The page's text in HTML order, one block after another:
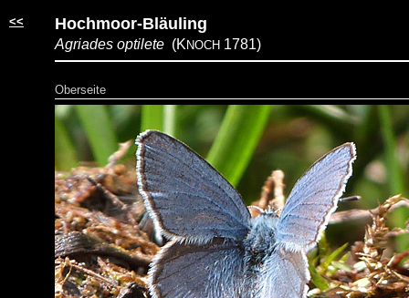
<< Hochmoor-Bläuling
Agriades optilete (K NOCH 1781)
Oberseite